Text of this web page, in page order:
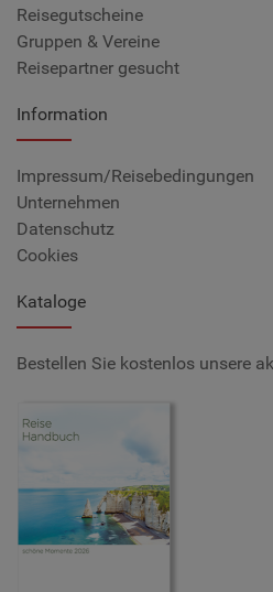
Reisegutscheine
Gruppen & Vereine
Reisepartner gesucht
Information
Impressum/Reisebedingungen
Unternehmen
Datenschutz
Cookies
Kataloge
Bestellen Sie kostenlos unsere